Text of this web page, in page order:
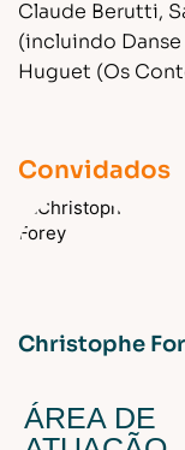
Claude Berutti,
(incluindo
Huguet (Os
Convidados
Christophe
ÁREA DE